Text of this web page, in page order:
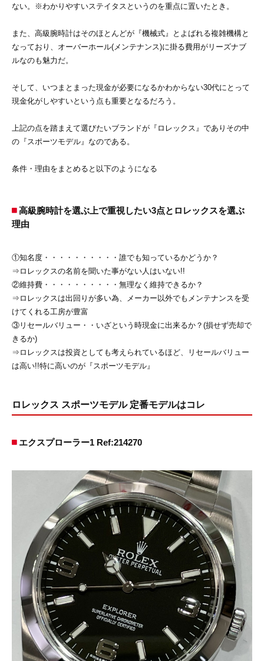
ない。※わかりやすいステイタスというのを重点に置いたとき。
また、高級腕時計はそのほとんどが『機械式』とよばれる複雑機構と
なっており、オーバーホール(メンテナンス)に掛る費用がリーズナブ
ルなのも魅力だ。
そして、いつまとまった現金が必要になるかわからない30代にとって
現金化がしやすいという点も重要となるだろう。
上記の点を踏まえて選びたいブランドが『ロレックス』でありその中
の『スポーツモデル』なのである。
条件・理由をまとめると以下のようになる
高級腕時計を選ぶ上で重視したい3点とロレックスを選ぶ
理由
①知名度・・・・・・・・・・誰でも知っているかどうか？
⇒ロレックスの名前を聞いた事がない人はいない!!
②維持費・・・・・・・・・・無理なく維持できるか？
⇒ロレックスは出回りが多い為、メーカー以外でもメンテナンスを受
けてくれる工房が豊富
③リセールバリュー・・いざという時現金に出来るか？(損せず売却で
きるか)
⇒ロレックスは投資としても考えられているほど、リセールバリュー
は高い!!特に高いのが『スポーツモデル』
ロレックス スポーツモデル 定番モデルはコレ
エクスプローラー1 Ref:214270